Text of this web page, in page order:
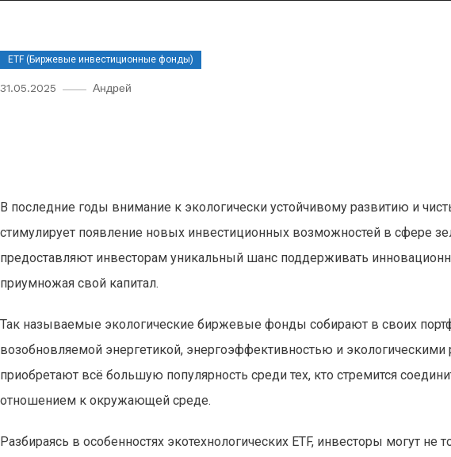
ETF (Биржевые инвестиционные фонды)
31.05.2025 Андрей
В последние годы внимание к экологически устойчивому развитию и
стимулирует появление новых инвестиционных возможностей в сфере
предоставляют инвесторам уникальный шанс поддерживать
приумножая свой капитал.
Так называемые экологические биржевые фонды собирают в своих
возобновляемой энергетикой, энергоэффективностью и
приобретают всё большую популярность среди тех, кто стремится
отношением к окружающей среде.
Разбираясь в особенностях экотехнологических ETF, инвесторы могут не